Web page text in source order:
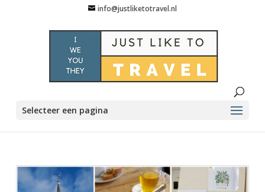
info@justliketotravel.nl
Selecteer een pagina